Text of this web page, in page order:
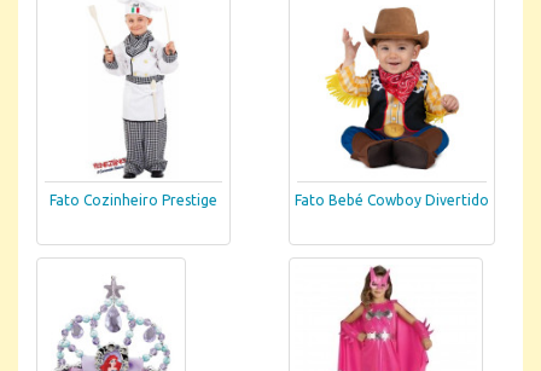
Fato Cozinheiro Prestige Fato Bebé Cowboy Divertido